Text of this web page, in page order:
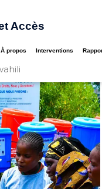
Accès
À propos Interventions